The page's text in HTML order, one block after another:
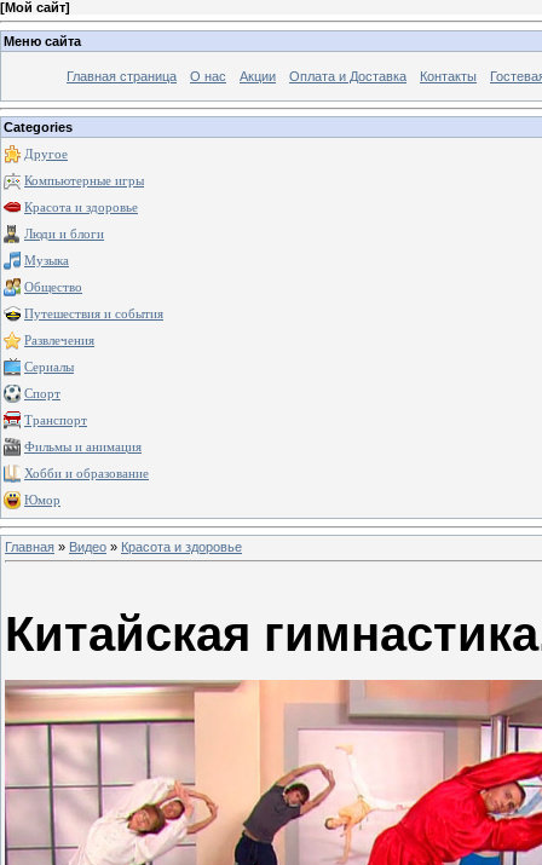
[Мой сайт]
Меню сайта
Главная страница О нас Акции Оплата и Доставка Контакты
Categories
Другое
Компьютерные игры
Красота и здоровье
Люди и блоги
Музыка
Общество
Путешествия и события
Развлечения
Сериалы
Спорт
Транспорт
Фильмы и анимация
Хобби и образование
Юмор
Главная » Видео » Красота и здоровье
Китайская